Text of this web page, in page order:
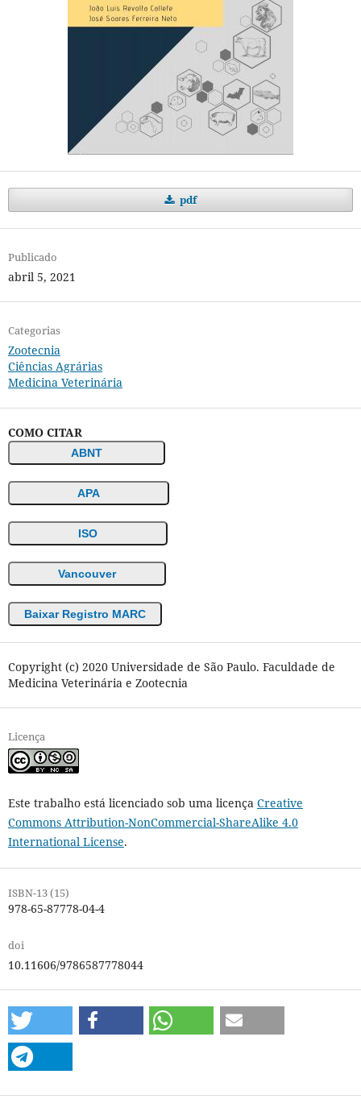
pdf
Publicado
abril 5, 2021
Categorias
Zootecnia
Ciências Agrárias
Medicina Veterinária
COMO CITAR
ABNT
APA
ISO
Vancouver
Baixar Registro MARC
Copyright (c) 2020 Universidade de São Paulo. Faculdade de
Medicina Veterinária e Zootecnia
Licença
Este trabalho está licenciado sob uma licença Creative
Commons Attribution-NonCommercial-ShareAlike 4.0
International License.
ISBN-13 (15)
978-65-87778-04-4
doi
10.11606/9786587778044